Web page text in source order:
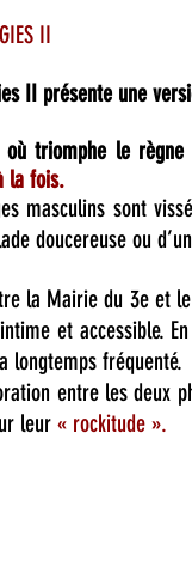
II
II présente une
où triomphe le
la fois.
masculins sont
doucereuse ou
la Mairie du 3e et
et accessible.
longtemps fréquenté.
entre les deux
leur « rockitude ».